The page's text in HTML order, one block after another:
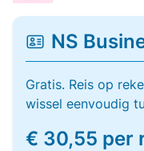
NS
Gratis. Reis op
wissel eenvoudig
€ 30,55 per